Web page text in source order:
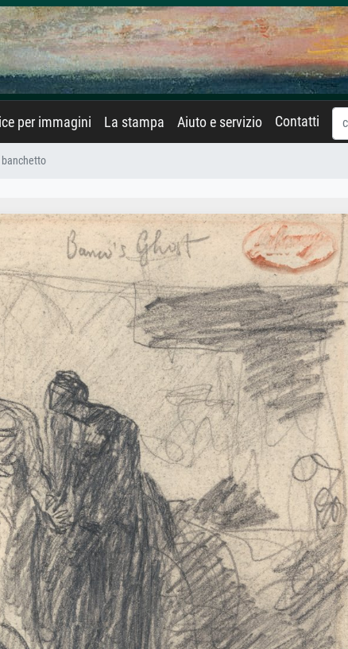
per immagini La stampa Aiuto e servizio Contatti
banchetto